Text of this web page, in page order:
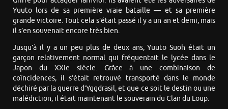
Yuuto lors de sa première vraie bataille — et sa première
grande victoire. Tout cela s’était passé il y a un an et demi, mais
il s’en souvenait encore très bien.
Jusqu’à il y a un peu plus de deux ans, Yuuto Suoh était un
garçon relativement normal qui fréquentait le lycée dans le
Japon du XXIe siècle. Grâce à une combinaison de
coïncidences, il s’était retrouvé transporté dans le monde
déchiré par la guerre d’Yggdrasil, et que ce soit le destin ou une
malédiction, il était maintenant le souverain du Clan du Loup.